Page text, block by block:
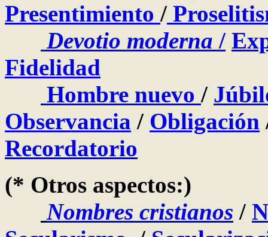
Presentimiento /
Devotio moderna /
Fidelidad
Hombre nuevo /
Observancia / Obligación
Recordatorio
(* Otros aspectos:)
Nombres cristianos /